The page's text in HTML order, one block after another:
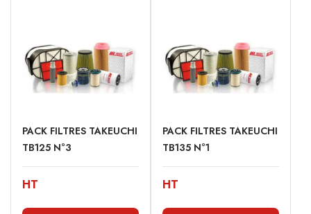
PACK FILTRES TAKEUCHI
TB125 N°3
HT
PACK FILTRES TAKEUCHI
TB135 N°1
HT